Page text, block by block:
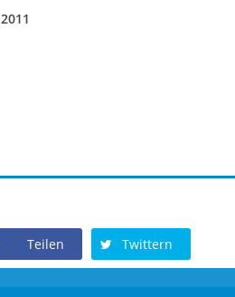
Teilen Twittern